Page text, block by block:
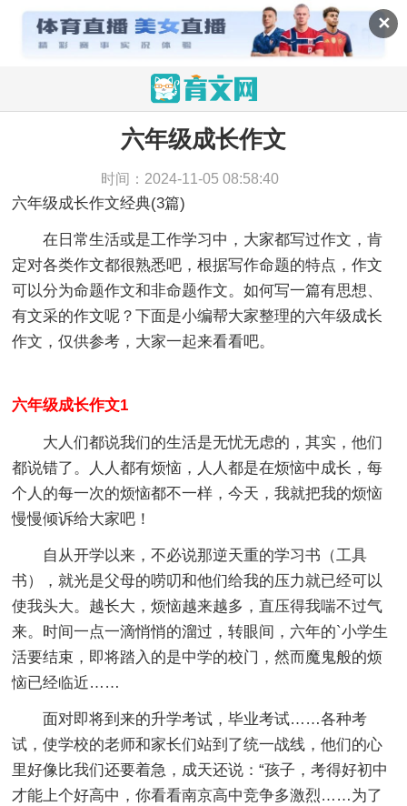
✕
育文网 > 作文 > 话题作文 >
文
六年级成长作文
时间：2024-11-05 08:58:40
六年级成长作文经典(3篇)
在日常生活或是工作学习中，大家都写过作文，肯
定对各类作文都很熟悉吧，根据写作命题的特点，作文
可以分为命题作文和非命题作文。如何写一篇有思想、
有文采的作文呢？下面是小编帮大家整理的六年级成长
作文，仅供参考，大家一起来看看吧。
六年级成长作文1
大人们都说我们的生活是无忧无虑的，其实，他们
都说错了。人人都有烦恼，人人都是在烦恼中成长，每
个人的每一次的烦恼都不一样，今天，我就把我的烦恼
慢慢倾诉给大家吧！
自从开学以来，不必说那逆天重的学习书（工具
书），就光是父母的唠叨和他们给我的压力就已经可以
使我头大。越长大，烦恼越来越多，直压得我喘不过气
来。时间一点一滴悄悄的溜过，转眼间，六年的`小学生
活要结束，即将踏入的是中学的校门，然而魔鬼般的烦
恼已经临近……
面对即将到来的升学考试，毕业考试……各种考
试，使学校的老师和家长们站到了统一战线，他们的心
里好像比我们还要着急，成天还说：“孩子，考得好初中
才能上个好高中，你看看南京高中竞争多激烈……为了